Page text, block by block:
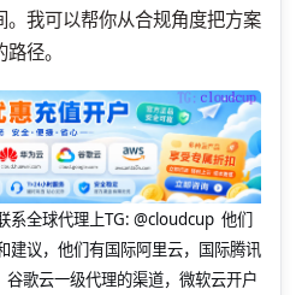
。我可以帮你从合规角度把方案
径。
系全球代理上TG: @cloudcup 他们
建议，他们有国际阿里云，国际腾讯
歌云一级代理的渠道，微软云开户